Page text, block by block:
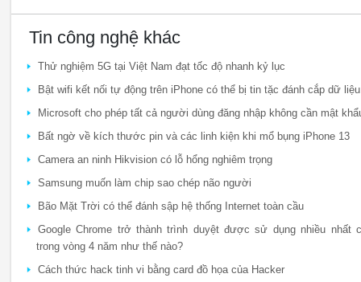
Tin công nghệ khác
Thử nghiệm 5G tại Việt Nam đạt tốc độ nhanh kỷ lục
Bật wifi kết nối tự động trên iPhone có thể bị tin tặc đánh cắp dữ liệu
Microsoft cho phép tất cả người dùng đăng nhập không cần mật
Bất ngờ về kích thước pin và các linh kiện khi mổ bụng iPhone 13
Camera an ninh Hikvision có lỗ hổng nghiêm trọng
Samsung muốn làm chip sao chép não người
Bão Mặt Trời có thể đánh sập hệ thống Internet toàn cầu
Google Chrome trở thành trình duyệt được sử dụng nhiều nhất
trong vòng 4 năm như thế nào?
Cách thức hack tinh vi bằng card đồ họa của Hacker